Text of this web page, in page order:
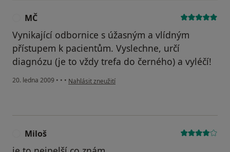
MČ
Vynikající odbornice s úžasným a vlídným
přístupem k pacientům. Vyslechne, určí
diagnózu (je to vždy trefa do černého) a vyléčí!
20. ledna 2009 • • • podle názoru uživatele MČ
Nahlásit zneužití
Miloš